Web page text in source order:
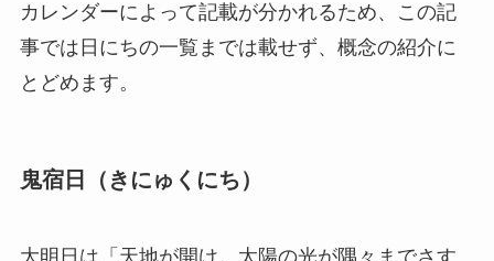
カレンダーによって記載が分かれるため、この記
事では日にちの一覧までは載せず、概念の紹介に
とどめます。
鬼宿日 （きにゅくにち）
大明日は「天地が開け、太陽の光が隅々までさす